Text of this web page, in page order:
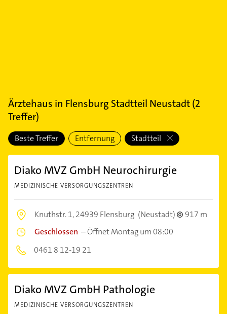
Ärztehaus in Flensburg Stadtteil Neustadt(2
Treffer)
Beste Treffer Entfernung Stadtteil
Diako MVZ GmbH Neurochirurgie
MEDIZINISCHE VERSORGUNGSZENTREN
Knuthstr. 1,24939 Flensburg (Neustadt)
917 m
Geschlossen –Öffnet Montag um 08:00
0461 8 12-19 21
Diako MVZ GmbH Pathologie
MEDIZINISCHE VERSORGUNGSZENTREN